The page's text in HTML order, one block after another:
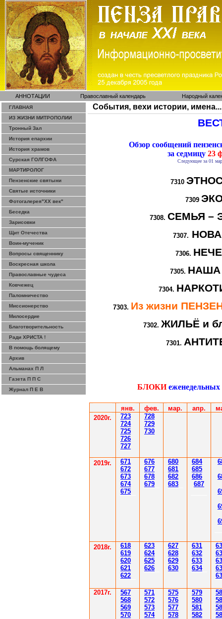
АННОТАЦИИ Православный календарь Народный
ГЛАВНАЯ
ИЗ ЖИЗНИ МИТРОПОЛИИ
Тронный Зал
История епархии
История храмов
Сурская ГОЛГОФА
МАРТИРОЛОГ
Пензенские святыни
Святые источники
Фотогалерея"ХХ век"
Беседка
Зарисовки
Щит Отечества
Воин-мученик
Вопросы священнику
Воскресная школа
Православные чудеса
Ковчежец
Паломничество
Миссионерство
Милосердие
Благотворительность
Ради ХРИСТА !
В помощь болящему
Архив
Альманах П Л
Газета П П С
Журнал П Е В
События, вехи истории, имена...
Обзор сообщений
за седмицу23
Следующее за 01
7310
7309
7308. СЕМЬЯ –
7307.
7306.
7305. НАША
7304.
7303. Из жизни
7302. ЖИЛЬЁ и
7301.
БЛОКИ
янв. фев. мар. апр.
2020г.
723
724
725
726
727
728
729
730
2019г.
671
672
673
674
675
676
677
678
679
680
681
682
683
684
685
686
687
6
6
2018г. 618
619
620
621
622
623
624
625
626
627
628
629
630
631
632
633
634
63
2017г.
567
568
569
570
571
572
573
574
575
576
577
578
579
580
581
582